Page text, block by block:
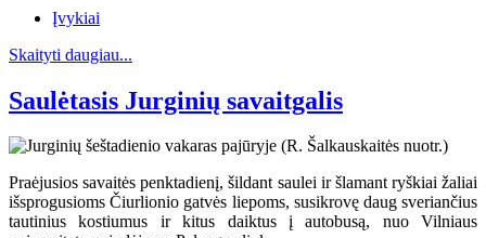
Įvykiai
Skaityti daugiau...
Saulėtasis Jurginių savaitgalis
Praėjusios savaitės penktadienį, šildant saulei ir šlamant ryškiai žaliai
išsprogusioms Čiurlionio gatvės liepoms, susikrovę daug sveriančius
tautinius kostiumus ir kitus daiktus į autobusą, nuo Vilniaus